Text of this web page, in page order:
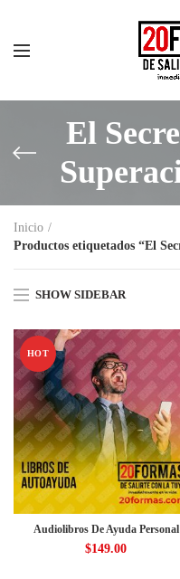
El
Inicio
Productos etiquetados “El
SHOW SIDEBAR
HOT
Audiolibros De Ayuda Personal
$149.00